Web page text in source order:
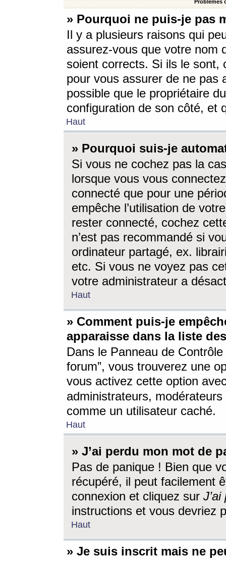
Problèmes
» Pourquoi ne puis-je pas
Il y a plusieurs raisons qui
assurez-vous que votre nom
soient corrects. Si ils le sont,
pour vous assurer de ne pas
possible que le propriétaire
configuration de son côté, et
Haut
» Pourquoi suis-je
Si vous ne cochez pas la
lorsque vous vous
connecté que pour une
empêche l’utilisation de
rester connecté, cochez
n’est pas recommandé si
ordinateur partagé, ex.
etc. Si vous ne voyez pas
votre administrateur a
Haut
» Comment puis-je
apparaisse dans la liste
Dans le Panneau de
forum”, vous trouverez une
vous activez cette option
administrateurs,
comme un utilisateur caché.
Haut
» J’ai perdu mon mot de
Pas de panique ! Bien que
récupéré, il peut facilement
connexion et cliquez sur
instructions et vous devriez
Haut
» Je suis inscrit mais ne